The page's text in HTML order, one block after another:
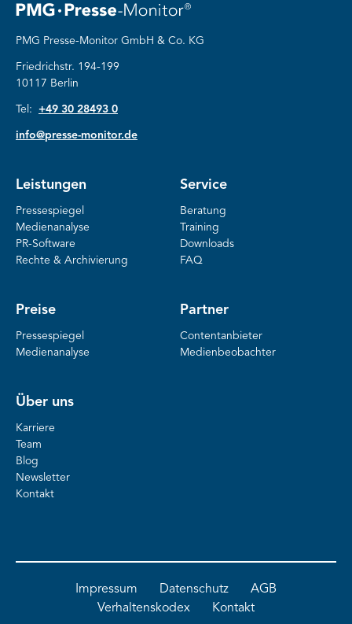
PMG Presse-Monitor GmbH & Co. KG
Friedrichstr. 194-199
10117 Berlin
Tel: +49 30 28493 0
info@presse-monitor.de
Leistungen
Pressespiegel
Medienanalyse
PR-Software
Rechte & Archivierung
Service
Beratung
Training
Downloads
FAQ
Preise
Pressespiegel
Medienanalyse
Partner
Contentanbieter
Medienbeobachter
Über uns
Karriere
Team
Blog
Newsletter
Kontakt
Impressum Datenschutz
AGB
Verhaltenskodex
Kontakt